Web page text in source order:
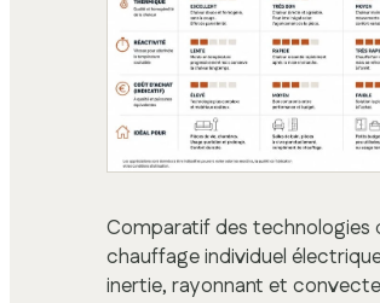
Comparatif des technologies
chauffage individuel
inertie, rayonnant et